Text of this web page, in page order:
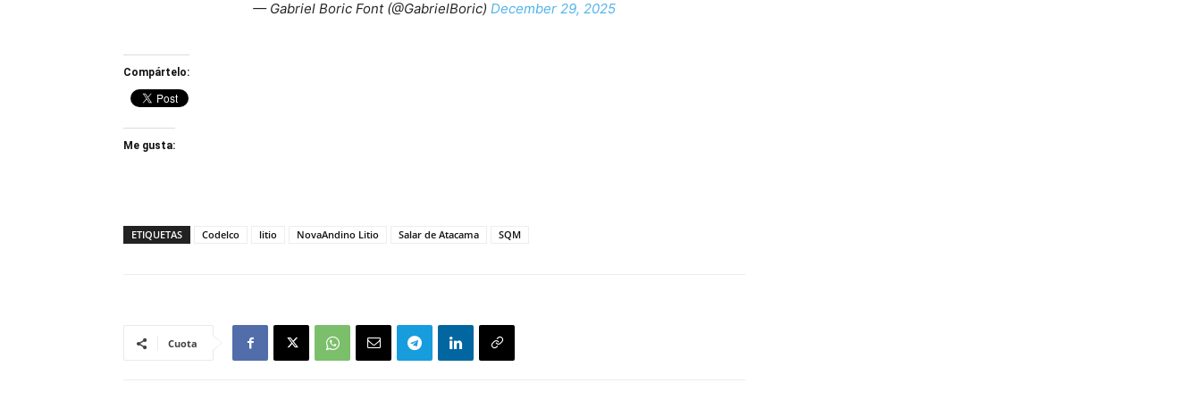
— Gabriel Boric Font (@GabrielBoric) December 29, 2025
Compártelo:
Me gusta:
ETIQUETAS Codelco litio NovaAndino Litio Salar de Atacama SQM
Cuota